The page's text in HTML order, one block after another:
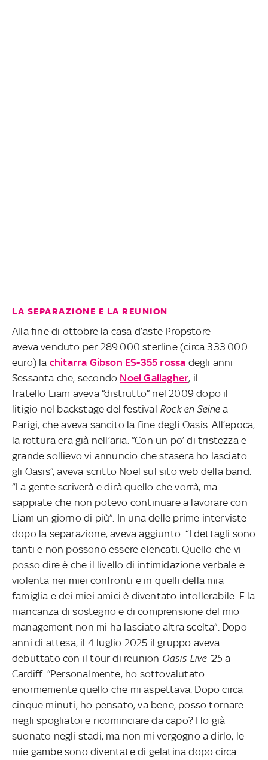
LA SEPARAZIONE E LA REUNION
Alla fine di ottobre la casa d’aste Propstore
aveva venduto per 289.000 sterline (circa 333.000
euro) la chitarra Gibson ES-355 rossa degli anni
Sessanta che, secondo Noel Gallagher, il
fratello Liam aveva “distrutto” nel 2009 dopo il
litigio nel backstage del festival Rock en Seinea
Parigi, che aveva sancito la fine degli Oasis. All’epoca,
la rottura era già nell’aria. “Con un po’ di tristezza e
grande sollievo vi annuncio che stasera ho lasciato
gli Oasis”, aveva scritto Noel sul sito web della band.
“La gente scriverà e dirà quello che vorrà, ma
sappiate che non potevo continuare a lavorare con
Liam un giorno di più”. In una delle prime interviste
dopo la separazione, aveva aggiunto: “I dettagli sono
tanti e non possono essere elencati. Quello che vi
posso dire è che il livello di intimidazione verbale e
violenta nei miei confronti e in quelli della mia
famiglia e dei miei amici è diventato intollerabile. E la
mancanza di sostegno e di comprensione del mio
management non mi ha lasciato altra scelta”. Dopo
anni di attesa, il 4 luglio 2025 il gruppo aveva
debuttato con il tour di reunion Oasis Live ’25a
Cardiff. “Personalmente, ho sottovalutato
enormemente quello che mi aspettava. Dopo circa
cinque minuti, ho pensato, va bene, posso tornare
negli spogliatoi e ricominciare da capo? Ho già
suonato negli stadi, ma non mi vergogno a dirlo, le
mie gambe sono diventate di gelatina dopo circa